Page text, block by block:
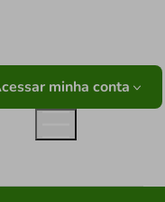
minha conta